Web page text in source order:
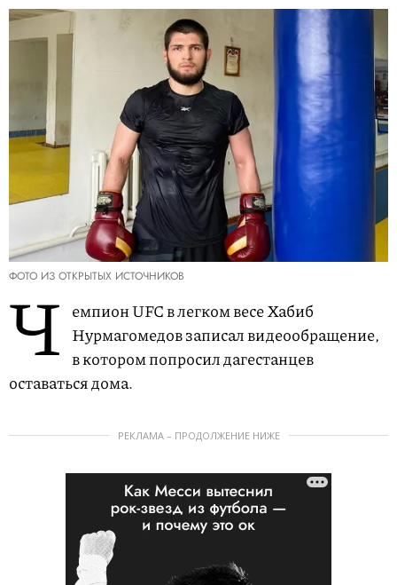
ФОТО ИЗ ОТКРЫТЫХ ИСТОЧНИКОВ
Ч емпион UFC в легком весе Хабиб
Нурмагомедов записал видеообращение,
в котором попросил дагестанцев
оставаться дома.
РЕКЛАМА – ПРОДОЛЖЕНИЕ НИЖЕ